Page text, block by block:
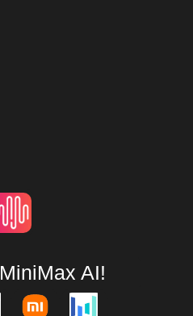
مرحبًا، أنا MiniMax AI!